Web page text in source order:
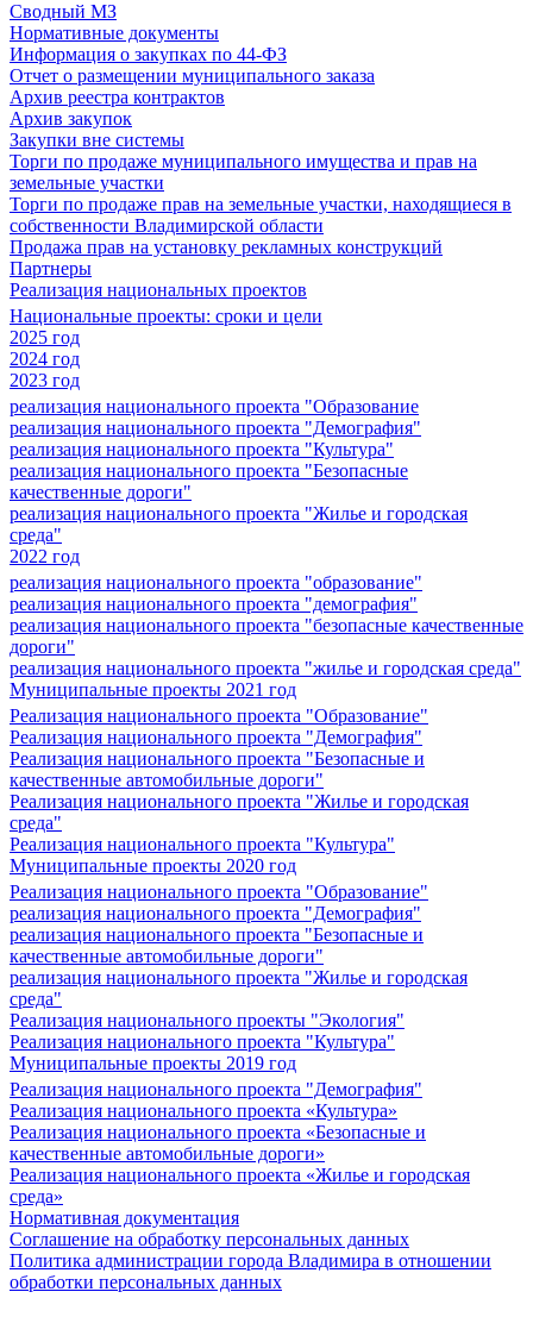
Сводный МЗ
Нормативные документы
Информация о закупках по 44-ФЗ
Отчет о размещении муниципального заказа
Архив реестра контрактов
Архив закупок
Закупки вне системы
Торги по продаже муниципального имущества и прав на
земельные участки
Торги по продаже прав на земельные участки, находящиеся в
собственности Владимирской области
Продажа прав на установку рекламных конструкций
Партнеры
Реализация национальных проектов
Национальные проекты: сроки и цели
2025 год
2024 год
2023 год
реализация национального проекта "Образование
реализация национального проекта "Демография"
реализация национального проекта "Культура"
реализация национального проекта "Безопасные
качественные дороги"
реализация национального проекта "Жилье и городская
среда"
2022 год
реализация национального проекта "образование"
реализация национального проекта "демография"
реализация национального проекта "безопасные качественные
дороги"
реализация национального проекта "жилье и городская среда"
Муниципальные проекты 2021 год
Реализация национального проекта "Образование"
Реализация национального проекта "Демография"
Реализация национального проекта "Безопасные и
качественные автомобильные дороги"
Реализация национального проекта "Жилье и городская
среда"
Реализация национального проекта "Культура"
Муниципальные проекты 2020 год
Реализация национального проекта "Образование"
реализация национального проекта "Демография"
реализация национального проекта "Безопасные и
качественные автомобильные дороги"
реализация национального проекта "Жилье и городская
среда"
Реализация национального проекты "Экология"
Реализация национального проекта "Культура"
Муниципальные проекты 2019 год
Реализация национального проекта "Демография"
Реализация национального проекта «Культура»
Реализация национального проекта «Безопасные и
качественные автомобильные дороги»
Реализация национального проекта «Жилье и городская
среда»
Нормативная документация
Соглашение на обработку персональных данных
Политика администрации города Владимира в отношении
обработки персональных данных